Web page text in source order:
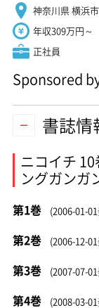
神奈川県 横浜市
年収309万円～
正社員
Sponsored
書誌情
ニコイチ
ングガンガ
第1巻 (2006-01-01
第2巻 (2006-12-01
第3巻 (2007-07-01
第4巻 (2008-03-01